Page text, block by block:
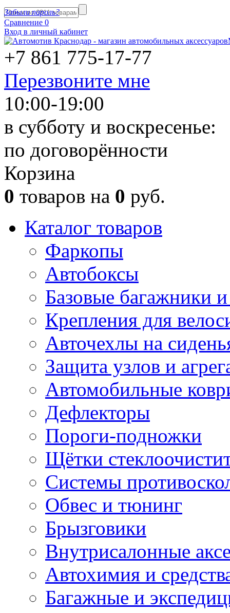
Сравнение 0
Вход в личный кабинет
+7 861 775-17-77
Перезвоните мне
10:00-19:00
в субботу и воскресенье:
по договорённости
Корзина
0 товаров на 0 руб.
Каталог товаров
Фаркопы
Автобоксы
Базовые багажники
Крепления для
Авточехлы на
Защита узлов и
Автомобильные
Дефлекторы
Пороги-подножки
Щётки
Системы
Обвес и тюнинг
Брызговики
Внутрисалонные
Автохимия и
Багажные и
Забыли пароль?